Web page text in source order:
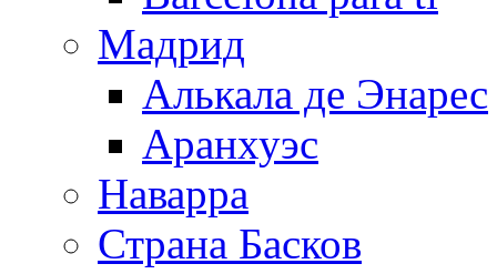
Мадрид
Алькала де Энарес
Аранхуэс
Наварра
Страна Басков